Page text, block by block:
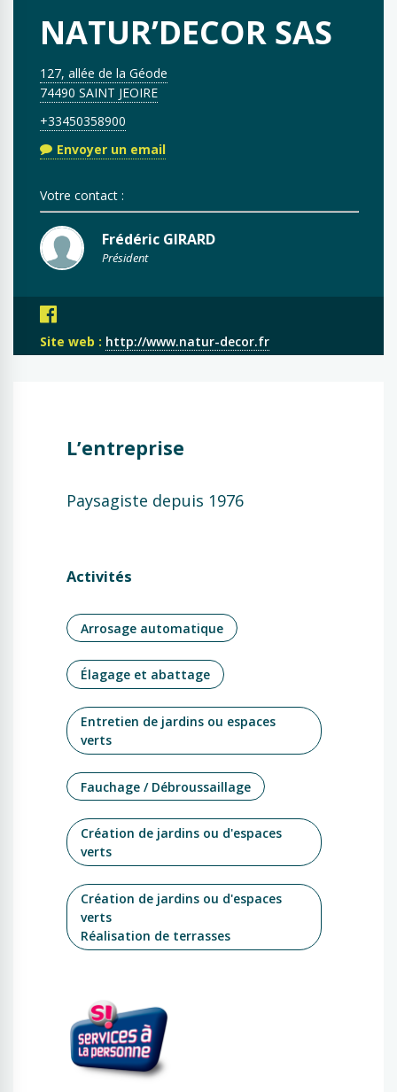
NATUR’DECOR SAS
127, allée de la Géode
74490 SAINT JEOIRE
+33450358900
Envoyer un email
Votre contact :
Frédéric GIRARD
Président
Site web : http://www.natur-decor.fr
L’entreprise
Paysagiste depuis 1976
Activités
Arrosage automatique
Élagage et abattage
Entretien de jardins ou espaces
verts
Fauchage / Débroussaillage
Création de jardins ou d'espaces
verts
Création de jardins ou d'espaces
verts
Réalisation de terrasses